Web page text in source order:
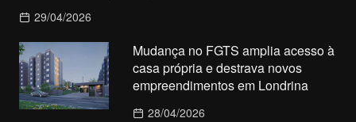
29/04/2026
Mudança no FGTS amplia acesso à
casa própria e destrava novos
empreendimentos em Londrina
28/04/2026